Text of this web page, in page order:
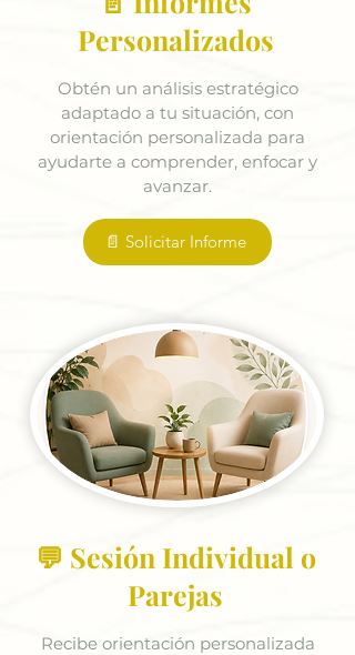
Personalizados
Obtén un análisis estratégico
adaptado a tu situación, con
orientación personalizada para
ayudarte a comprender, enfocar y
avanzar.
📄 Solicitar Informe
💬 Sesión Individual o
Parejas
Recibe orientación personalizada